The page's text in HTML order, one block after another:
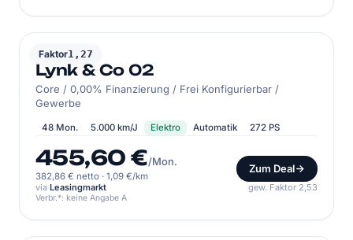
Faktor1,27
LYNK & CO
Lynk & Co 02
Core / 0,00% Finanzierung / Frei Konfigurierbar /
Gewerbe
48 Mon. 5.000 km/J Elektro Automatik 272 PS
455,60 €/Mon.
382,86 € netto · 1,09 €/km
Zum Deal
via Leasingmarkt gew. Faktor 2,53
Verbr.*: keine Angabe A